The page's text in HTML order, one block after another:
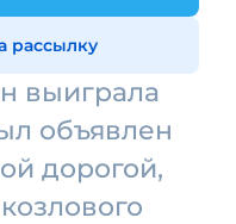
рассылку
выиграла
объявлен
дорогой,